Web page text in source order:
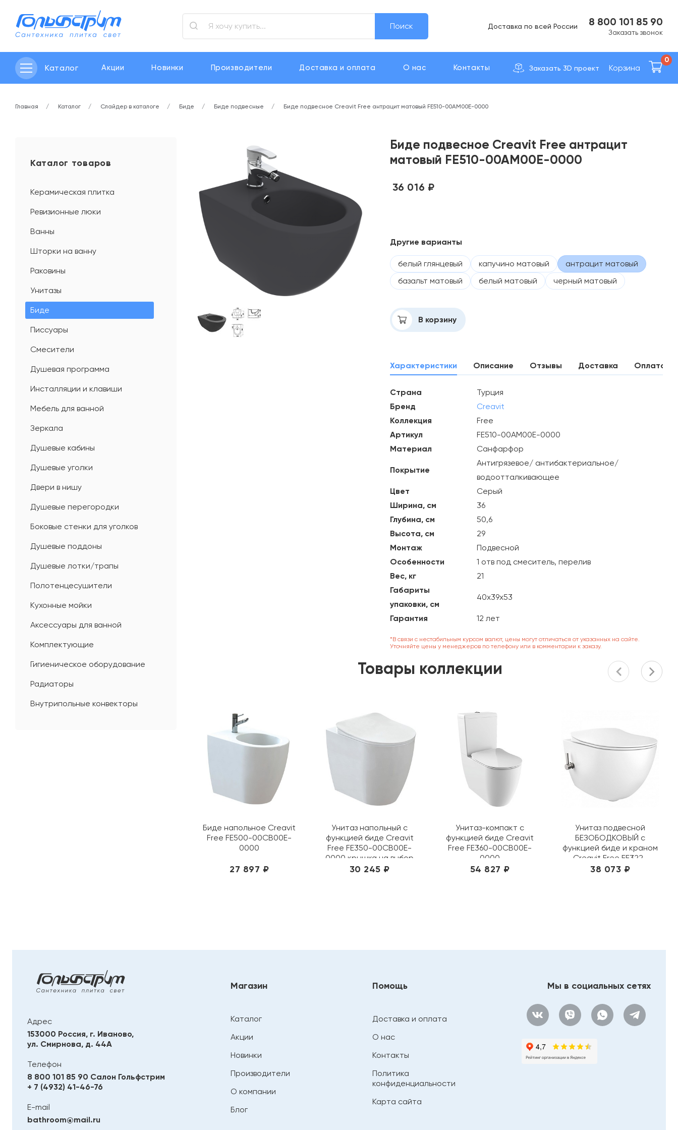
Поиск Доставка по вcей России 8 800 101 85 90
Заказать звонок
Каталог Акции Новинки Производители Доставка и оплата О нас Контакты Заказать 3D проект Корзина
0
Главная Каталог Слайдер в каталоге Биде Биде подвесные Биде подвесное Creavit Free антрацит матовый FE510-00AM00E-0000
Каталог товаров
Керамическая плитка
Ревизионные люки
Ванны
Шторки на ванну
Раковины
Унитазы
Биде
Писсуары
Смесители
Душевая программа
Инсталляции и клавиши
Мебель для ванной
Зеркала
Душевые кабины
Душевые уголки
Двери в нишу
Душевые перегородки
Боковые стенки для уголков
Душевые поддоны
Душевые лотки/трапы
Полотенцесушители
Кухонные мойки
Аксессуары для ванной
Комплектующие
Гигиеническое оборудование
Радиаторы
Внутрипольные конвекторы
Биде подвесное Creavit Free антрацит
матовый FE510-00AM00E-0000
36 016 ₽
Другие варианты
белый глянцевый капучино матовый
антрацит матовый
базальт матовый
белый матовый черный матовый
В корзину
Характеристики Описание Отзывы Доставка Оплата
Страна
Турция
Бренд
Creavit
Коллекция
Free
Артикул
FE510-00AM00E-0000
Материал
Санфарфор
Покрытие
Антигрязевое/ антибактериальное/
водоотталкивающее
Цвет
Серый
Ширина, см
36
Глубина, см
50,6
Высота, см
29
Монтаж
Подвесной
Особенности
1 отв под смеситель, перелив
Вес, кг
21
Габариты
упаковки, см
40х39х53
Гарантия 12 лет
*В связи с нестабильным курсом валют, цены могут отличаться от указанных на сайте.
Уточняйте цены у менеджеров по телефону или в комментарии к заказу.
Товары коллекции
Биде напольное Creavit
Free FE500-00CB00E-
0000
27 897 ₽
Унитаз напольный с
функцией биде Creavit
Free FE350-00CB00E-
0000 крышка на выбор
30 245 ₽
Унитаз-компакт с
функцией биде Creavit
Free FE360-00CB00E-
0000
54 827 ₽
Унитаз подвесной
БЕЗОБОДКОВЫЙ с
функцией биде и краном
Creavit Free FE322-
34CB00E-0001 крышка
38 073 ₽
Адрес
153000 Россия, г. Иваново,
ул. Смирнова, д. 44А
Телефон
8 800 101 85 90 Салон Гольфстрим
+ 7 (4932) 41-46-76
E-mail
bathroom@mail.ru
Магазин
Каталог
Акции
Новинки
Производители
О компании
Блог
Помощь
Доставка и оплата
О нас
Контакты
Политика
конфиденциальности
Карта сайта
Мы в социальных сетях